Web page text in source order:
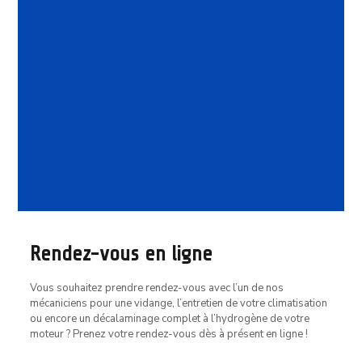
Rendez-vous en ligne
Vous souhaitez prendre rendez-vous avec l’un de nos
mécaniciens pour une vidange, l’entretien de votre climatisation
ou encore un décalaminage complet à l’hydrogène de votre
moteur ? Prenez votre rendez-vous dès à présent en ligne !